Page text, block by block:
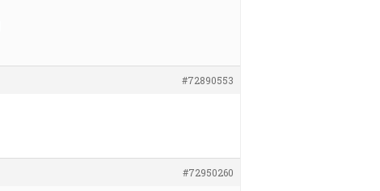
#72890553
#72950260